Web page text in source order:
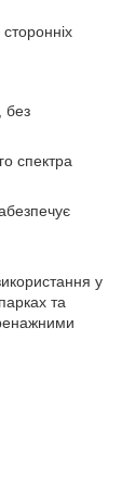
без
спектра
у
та